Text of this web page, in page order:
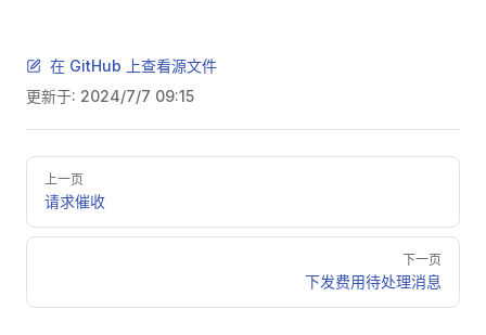
在 GitHub 上查看源文件
更新于: 2024/7/7 09:15
Pager
上一页
请求催收
下一页
下发费用待处理消息